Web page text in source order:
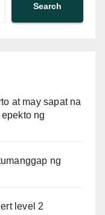
Search
at may sapat na
ng
ng
level 2